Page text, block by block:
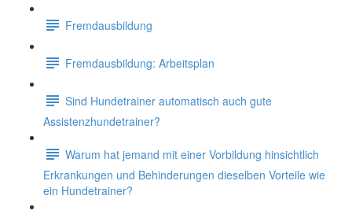
Fremdausbildung
Fremdausbildung: Arbeitsplan
Sind Hundetrainer automatisch auch gute
Assistenzhundetrainer?
Warum hat jemand mit einer Vorbildung hinsichtlich
Erkrankungen und Behinderungen dieselben Vorteile wie
ein Hundetrainer?